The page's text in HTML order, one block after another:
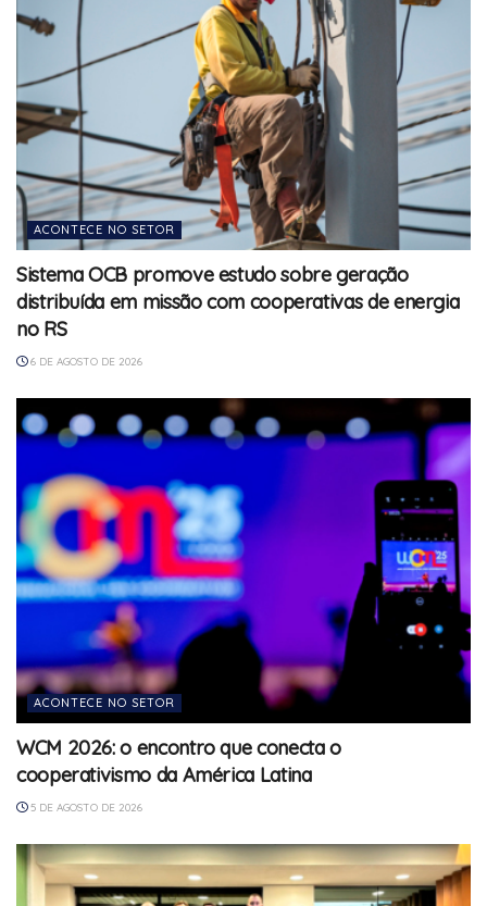
ACONTECE NO SETOR
Sistema OCB promove estudo sobre geração
distribuída em missão com cooperativas de energia
no RS
6 DE AGOSTO DE 2026
ACONTECE NO SETOR
WCM 2026: o encontro que conecta o
cooperativismo da América Latina
5 DE AGOSTO DE 2026